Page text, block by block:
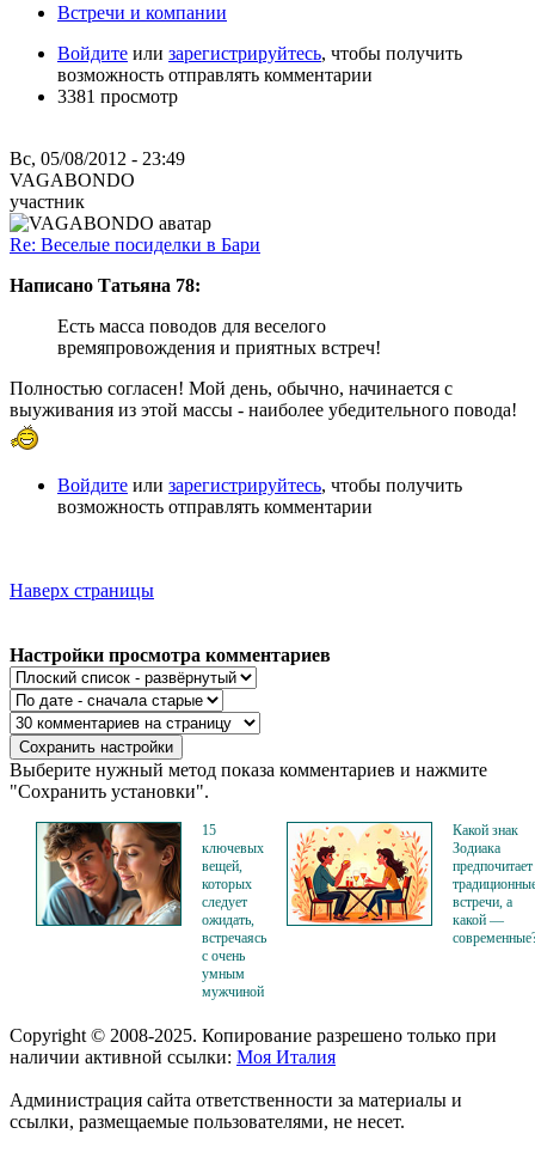
Встречи и компании
Войдите или зарегистрируйтесь, чтобы получить
возможность отправлять комментарии
3381 просмотр
Вс, 05/08/2012 - 23:49
VAGABONDO
участник
Re: Веселые посиделки в Бари
Написано Татьяна 78:
Есть масса поводов для веселого
времяпровождения и приятных встреч!
Полностью согласен! Мой день, обычно, начинается с
выуживания из этой массы - наиболее убедительного повода!
Войдите или зарегистрируйтесь, чтобы получить
возможность отправлять комментарии
Наверх страницы
Настройки просмотра комментариев
Выберите нужный метод показа комментариев и нажмите
"Сохранить установки".
15
ключевых
вещей,
которых
следует
ожидать,
встречаясь
с очень
умным
мужчиной
Какой знак
Зодиака
предпочитает
встречи, а
какой —
Copyright © 2008-2025. Копирование разрешено только при
наличии активной ссылки: Моя Италия
Администрация сайта ответственности за материалы и
ссылки, размещаемые пользователями, не несет.